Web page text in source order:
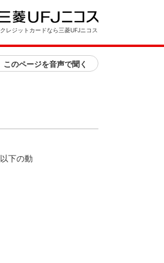
クレジットカードなら三菱UFJニコス
このページを音声で聞く
以下の動